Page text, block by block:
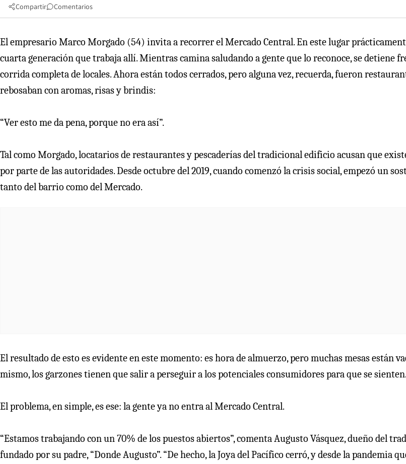
Compartir Comentarios
El empresario Marco Morgado (54) invita a recorrer el Mercado Central. En este lugar
cuarta generación que trabaja allí. Mientras camina saludando a gente que lo reconoce, se detiene
corrida completa de locales. Ahora están todos cerrados, pero alguna vez, recuerda, fueron
rebosaban con aromas, risas y brindis:
“Ver esto me da pena, porque no era así”.
Tal como Morgado, locatarios de restaurantes y pescaderías del tradicional edificio acusan que
por parte de las autoridades. Desde octubre del 2019, cuando comenzó la crisis social, empezó un
tanto del barrio como del Mercado.
El resultado de esto es evidente en este momento: es hora de almuerzo, pero muchas mesas están
mismo, los garzones tienen que salir a perseguir a los potenciales consumidores para que se sienten.
El problema, en simple, es ese: la gente ya no entra al Mercado Central.
“Estamos trabajando con un 70% de los puestos abiertos”, comenta Augusto Vásquez, dueño del
fundado por su padre, “Donde Augusto”. “De hecho, la Joya del Pacífico cerró, y desde la pandemia